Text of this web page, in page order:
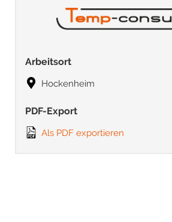
Arbeitsort
Hockenheim
PDF-Export
Als PDF exportieren